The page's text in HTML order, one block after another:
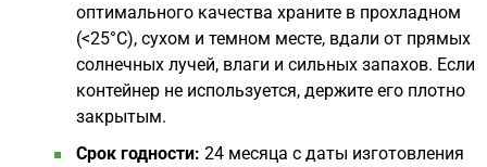
оптимального качества храните в прохладном
(<25°C), сухом и темном месте, вдали от прямых
солнечных лучей, влаги и сильных запахов. Если
контейнер не используется, держите его плотно
закрытым.
Срок годности: 24 месяца с даты изготовления